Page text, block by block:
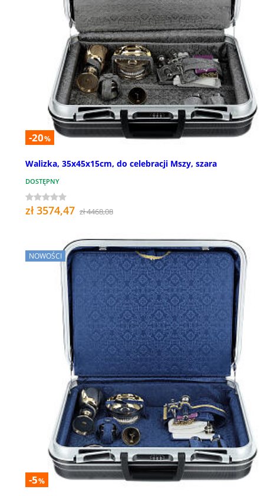
-20%
Walizka, 35x45x15cm, do celebracji Mszy, szara
DOSTĘPNY
zł 3574,47 zł 4468,08
NOWOŚCI
-5%